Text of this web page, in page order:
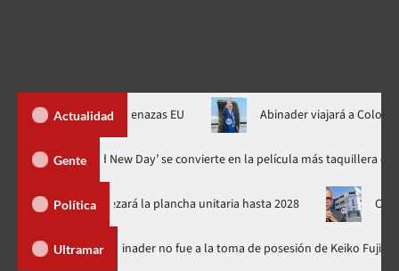
Actualidad
fin de amenazas EU Abinader viajará a Colombia a toma
Gente‘Spider-Man: Brand New Day’ se convierte en la película
Política
encabezará la plancha unitaria hasta 2028 Carlos Gabriel
Ultramar
Dominicana Luis Abinader no fue a la toma de posesión de